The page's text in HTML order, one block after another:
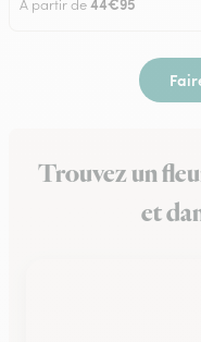
À partir de44€95
Trouvez un
et